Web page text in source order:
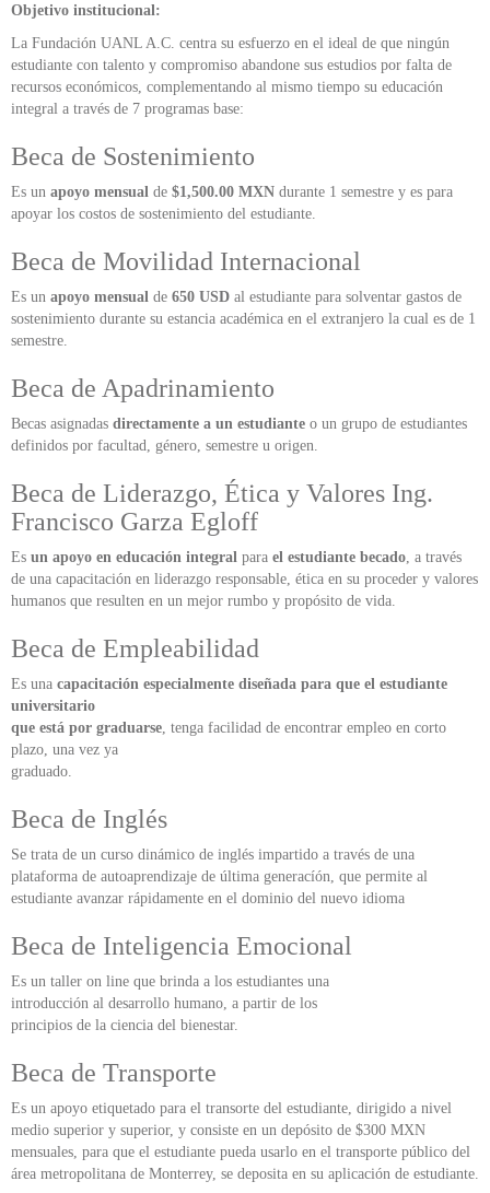
Objetivo institucional:
La Fundación UANL A.C. centra su esfuerzo en el ideal de que ningún
estudiante con talento y compromiso abandone sus estudios por falta de
recursos económicos, complementando al mismo tiempo su educación
integral a través de 7 programas base:
Beca de Sostenimiento
Es un apoyo mensual de $1,500.00 MXN durante 1 semestre y es para
apoyar los costos de sostenimiento del estudiante.
Beca de Movilidad Internacional
Es un apoyo mensual de 650 USD al estudiante para solventar gastos de
sostenimiento durante su estancia académica en el extranjero la cual es de 1
semestre.
Beca de Apadrinamiento
Becas asignadas directamente a un estudiante o un grupo de estudiantes
definidos por facultad, género, semestre u origen.
Beca de Liderazgo, Ética y Valores Ing.
Francisco Garza Egloff
Es un apoyo en educación integral para el estudiante becado , a través
de una capacitación en liderazgo responsable, ética en su proceder y valores
humanos que resulten en un mejor rumbo y propósito de vida.
Beca de Empleabilidad
Es una capacitación especialmente diseñada para que el estudiante
universitario
que está por graduarse , tenga facilidad de encontrar empleo en corto
plazo, una vez ya
graduado.
Beca de Inglés
Se trata de un curso dinámico de inglés impartido a través de una
plataforma de autoaprendizaje de última generacíón, que permite al
estudiante avanzar rápidamente en el dominio del nuevo idioma
Beca de Inteligencia Emocional
Es un taller on line que brinda a los estudiantes una
introducción al desarrollo humano, a partir de los
principios de la ciencia del bienestar.
Beca de Transporte
Es un apoyo etiquetado para el transorte del estudiante, dirigido a nivel
medio superior y superior, y consiste en un depósito de $300 MXN
mensuales, para que el estudiante pueda usarlo en el transporte público del
área metropolitana de Monterrey, se deposita en su aplicación de estudiante.